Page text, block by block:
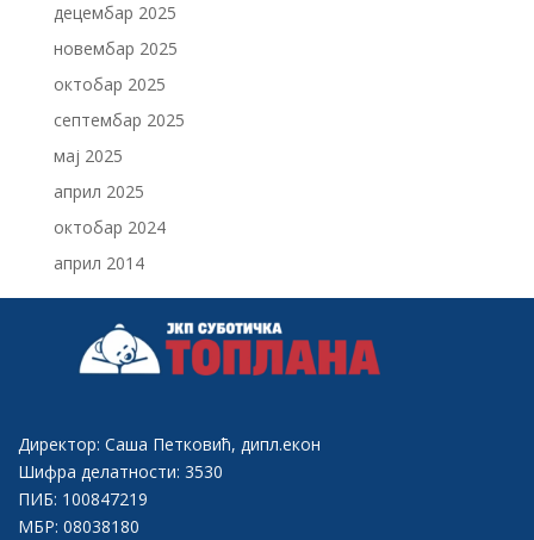
децембар 2025
новембар 2025
октобар 2025
септембар 2025
мај 2025
април 2025
октобар 2024
април 2014
Директор: Саша Петковић, дипл.екон
Шифра делатности: 3530
ПИБ: 100847219
МБР: 08038180